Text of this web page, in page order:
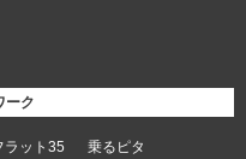
ーク
ラット35 乗るピタ